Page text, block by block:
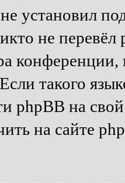
установил
не
такого
phpBB на
на сайте